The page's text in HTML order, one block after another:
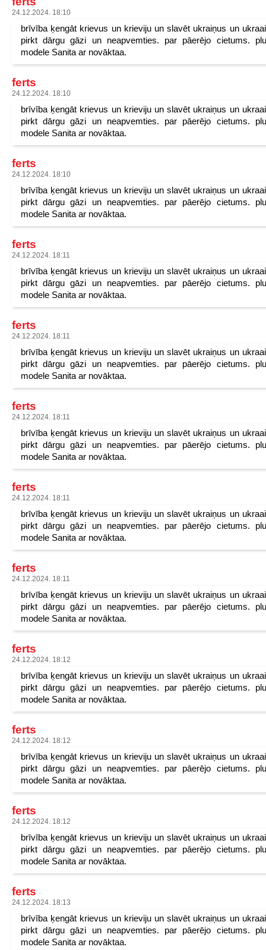
24.12.2024. 18:10
brīvība ķengāt krievus un krieviju un slavēt ukraiņus un
pirkt dārgu gāzi un neapvemties. par pāerējo cietums.
modele Sanita ar novāktaa.
ferts
24.12.2024. 18:10
brīvība ķengāt krievus un krieviju un slavēt ukraiņus un
pirkt dārgu gāzi un neapvemties. par pāerējo cietums.
modele Sanita ar novāktaa.
ferts
24.12.2024. 18:10
brīvība ķengāt krievus un krieviju un slavēt ukraiņus un
pirkt dārgu gāzi un neapvemties. par pāerējo cietums.
modele Sanita ar novāktaa.
ferts
24.12.2024. 18:11
brīvība ķengāt krievus un krieviju un slavēt ukraiņus un
pirkt dārgu gāzi un neapvemties. par pāerējo cietums.
modele Sanita ar novāktaa.
ferts
24.12.2024. 18:11
brīvība ķengāt krievus un krieviju un slavēt ukraiņus un
pirkt dārgu gāzi un neapvemties. par pāerējo cietums.
modele Sanita ar novāktaa.
ferts
24.12.2024. 18:11
brīvība ķengāt krievus un krieviju un slavēt ukraiņus un
pirkt dārgu gāzi un neapvemties. par pāerējo cietums.
modele Sanita ar novāktaa.
ferts
24.12.2024. 18:11
brīvība ķengāt krievus un krieviju un slavēt ukraiņus un
pirkt dārgu gāzi un neapvemties. par pāerējo cietums.
modele Sanita ar novāktaa.
ferts
24.12.2024. 18:11
brīvība ķengāt krievus un krieviju un slavēt ukraiņus un
pirkt dārgu gāzi un neapvemties. par pāerējo cietums.
modele Sanita ar novāktaa.
ferts
24.12.2024. 18:12
brīvība ķengāt krievus un krieviju un slavēt ukraiņus un
pirkt dārgu gāzi un neapvemties. par pāerējo cietums.
modele Sanita ar novāktaa.
ferts
24.12.2024. 18:12
brīvība ķengāt krievus un krieviju un slavēt ukraiņus un
pirkt dārgu gāzi un neapvemties. par pāerējo cietums.
modele Sanita ar novāktaa.
ferts
24.12.2024. 18:12
brīvība ķengāt krievus un krieviju un slavēt ukraiņus un
pirkt dārgu gāzi un neapvemties. par pāerējo cietums.
modele Sanita ar novāktaa.
ferts
24.12.2024. 18:13
brīvība ķengāt krievus un krieviju un slavēt ukraiņus un
pirkt dārgu gāzi un neapvemties. par pāerējo cietums.
modele Sanita ar novāktaa.